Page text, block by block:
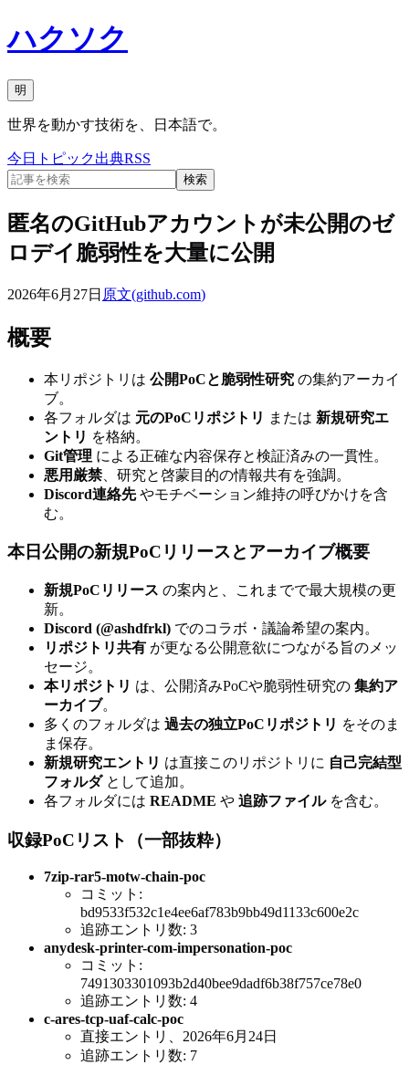
ハクソク
明
世界を動かす技術を、日本語で。
今日 トピック出典RSS
検索
匿名のGitHubアカウントが未公開のゼ
ロデイ脆弱性を大量に公開
2026年6月27日 原文(github.com)
概要
本リポジトリは 公開PoCと脆弱性研究 の集約アーカイ
ブ。
各フォルダは 元のPoCリポジトリ または 新規研究エ
ントリ を格納。
Git管理 による正確な内容保存と検証済みの一貫性。
悪用厳禁、研究と啓蒙目的の情報共有を強調。
Discord連絡先やモチベーション維持の呼びかけを含
む。
本日公開の新規PoCリリースとアーカイブ概要
新規PoCリリース の案内と、これまでで最大規模の更
新。
Discord (@ashdfrkl) でのコラボ・議論希望の案内。
リポジトリ共有 が更なる公開意欲につながる旨のメッ
セージ。
本リポジトリ は、公開済みPoCや脆弱性研究の 集約ア
ーカイブ。
多くのフォルダは 過去の独立PoCリポジトリ をそのま
ま保存。
新規研究エントリ は直接このリポジトリに 自己完結型
フォルダとして追加。
各フォルダには README や 追跡ファイルを含む。
収録PoCリスト（一部抜粋）
7zip-rar5-motw-chain-poc
コミット:
bd9533f532c1e4ee6af783b9bb49d1133c600e2c
追跡エントリ数: 3
anydesk-printer-com-impersonation-poc
コミット:
7491303301093b2d40bee9dadf6b38f757ce78e0
追跡エントリ数: 4
c-ares-tcp-uaf-calc-poc
直接エントリ、2026年6月24日
追跡エントリ数: 7